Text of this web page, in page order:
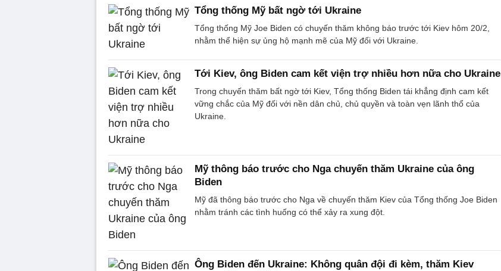
Tổng thống Mỹ bất ngờ tới Ukraine
Tổng thống Mỹ Joe Biden có chuyến thăm không báo trước tới Kiev hôm 20/2,
nhằm thể hiện sự ủng hộ mạnh mẽ của Mỹ đối với Ukraine.
Tới Kiev, ông Biden cam kết viện trợ nhiều hơn nữa cho Ukraine
Trong chuyến thăm bất ngờ tới Kiev, Tổng thống Biden tái khẳng định cam kết
vững chắc của Mỹ đối với nền dân chủ, chủ quyền và toàn vẹn lãnh thổ của
Ukraine.
Mỹ thông báo trước cho Nga chuyến thăm Ukraine của ông
Biden
Mỹ đã thông báo trước cho Nga về chuyến thăm Kiev của Tổng thống Joe Biden
nhằm tránh các tình huống có thể xảy ra xung đột.
Ông Biden đến Ukraine: Không quân đội đi kèm, thăm Kiev